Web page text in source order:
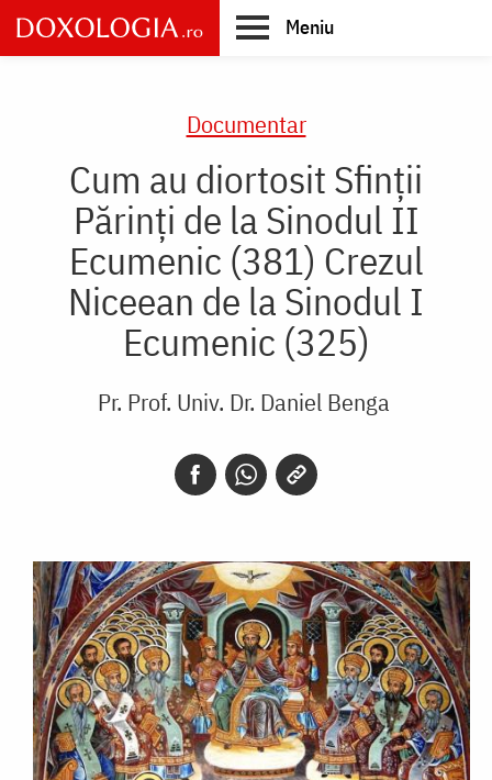
Skip
to
main
Meniu
Documentar
Cum au diortosit Sfinții
Părinți de la Sinodul II
Ecumenic (381) Crezul
Niceean de la Sinodul I
Ecumenic (325)
Pr. Prof. Univ. Dr. Daniel Benga